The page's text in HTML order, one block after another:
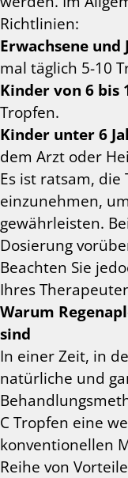
Richtlinien:
Erwachsene und
mal täglich 5-10
Kinder von 6 bis
Tropfen.
Kinder unter 6
dem Arzt oder
Es ist ratsam,
einzunehmen,
gewährleisten.
Dosierung
Beachten Sie
Ihres
Warum
sind
In einer Zeit, in
natürliche und
C Tropfen eine
konventionellen
Reihe von